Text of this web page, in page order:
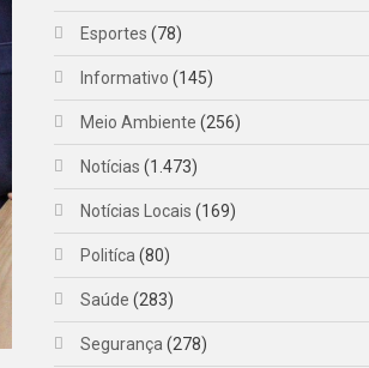
Esportes (78)
Informativo (145)
Meio Ambiente (256)
Notícias (1.473)
Notícias Locais (169)
Politíca (80)
Saúde (283)
Segurança (278)